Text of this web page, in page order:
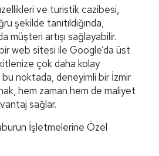
ve turistik cazibesi,
şekilde tanıtıldığında,
müşteri artışı sağlayabilir.
web sitesi ile Google’da üst
çok daha kolay
noktada, deneyimli bir İzmir
hem zaman hem de maliyet
sağlar.
İşletmelerine Özel